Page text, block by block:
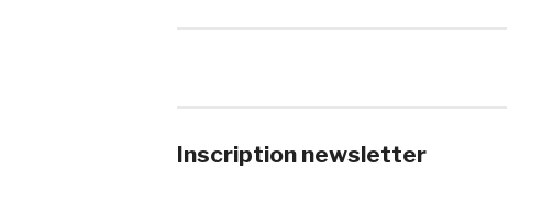
Inscription newsletter